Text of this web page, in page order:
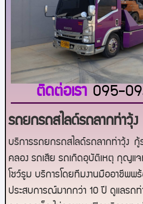
ติดต่อเรา 095-
รถยกรถสไลด์รถลากท่าวุ้ง
บริการรถยกรถสไลด์รถลากท่าวุ้ง กู้
คลอง รถเสีย รถเกิดอุบัติเหตุ กุญแจ
โชว์รูม บริการโดยทีมงานมืออาชีพพร้
ประสบการณ์มากกว่า 10 ปี ดูแลรถท่